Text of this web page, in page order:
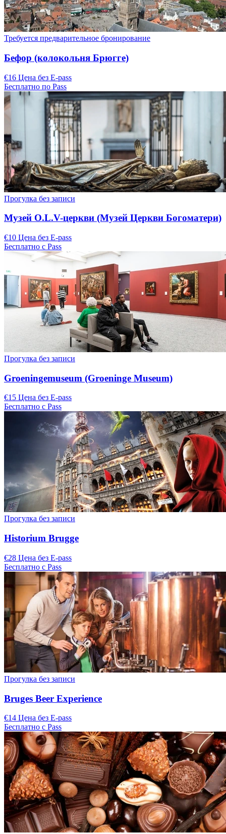
Требуется предварительное бронирование
Бефор (колокольня Брюгге)
€16 Цена без E-pass
Бесплатно по Pass
Прогулка без записи
Музей O.L.V-церкви (Музей Церкви Богоматери)
€10 Цена без E-pass
Бесплатно с Pass
Прогулка без записи
Groeningemuseum (Groeninge Museum)
€15 Цена без E-pass
Бесплатно с Pass
Прогулка без записи
Historium Brugge
€28 Цена без E-pass
Бесплатно с Pass
Прогулка без записи
Bruges Beer Experience
€14 Цена без E-pass
Бесплатно с Pass